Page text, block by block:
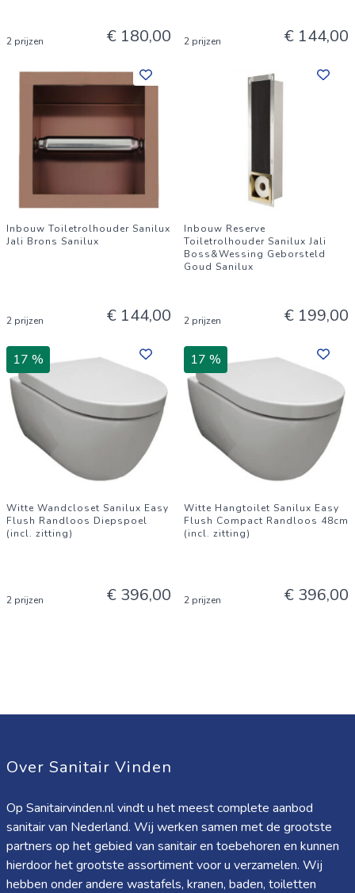
2 prijzen € 180,00 2 prijzen € 144,00
Inbouw Toiletrolhouder Sanilux
Jali Brons Sanilux
2 prijzen € 144,00
Inbouw Reserve
Toiletrolhouder Sanilux Jali
Boss&Wessing Geborsteld
Goud Sanilux
2 prijzen € 199,00
17 %
Witte Wandcloset Sanilux Easy
Flush Randloos Diepspoel
(incl. zitting)
2 prijzen € 396,00
17 %
Witte Hangtoilet Sanilux Easy
Flush Compact Randloos 48cm
(incl. zitting)
2 prijzen € 396,00
Over Sanitair Vinden
Op Sanitairvinden.nl vindt u het meest complete aanbod
sanitair van Nederland. Wij werken samen met de grootste
partners op het gebied van sanitair en toebehoren en kunnen
hierdoor het grootste assortiment voor u verzamelen. Wij
hebben onder andere wastafels, kranen, baden, toiletten